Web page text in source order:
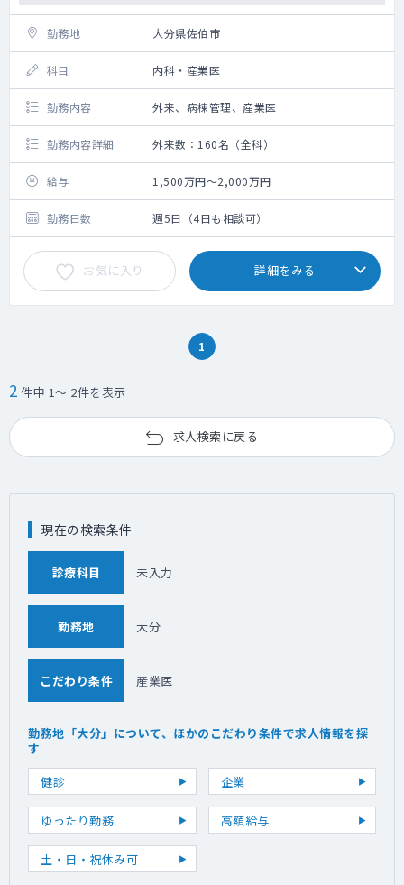
勤務地 大分県佐伯市
科目 内科・産業医
勤務内容 外来、病棟管理、産業医
勤務内容詳細 外来数：160名（全科）
給与 1,500万円～2,000万円
勤務日数 週5日（4日も相談可）
お気に入り 詳細をみる
1
2 件中 1～ 2件を表示
求人検索に戻る
現在の検索条件
診療科目 未入力
勤務地 大分
こだわり条件 産業医
勤務地「大分」について、ほかのこだわり条件で求人情報を探
す
健診
企業
ゆったり勤務 高額給与
土・日・祝休み可